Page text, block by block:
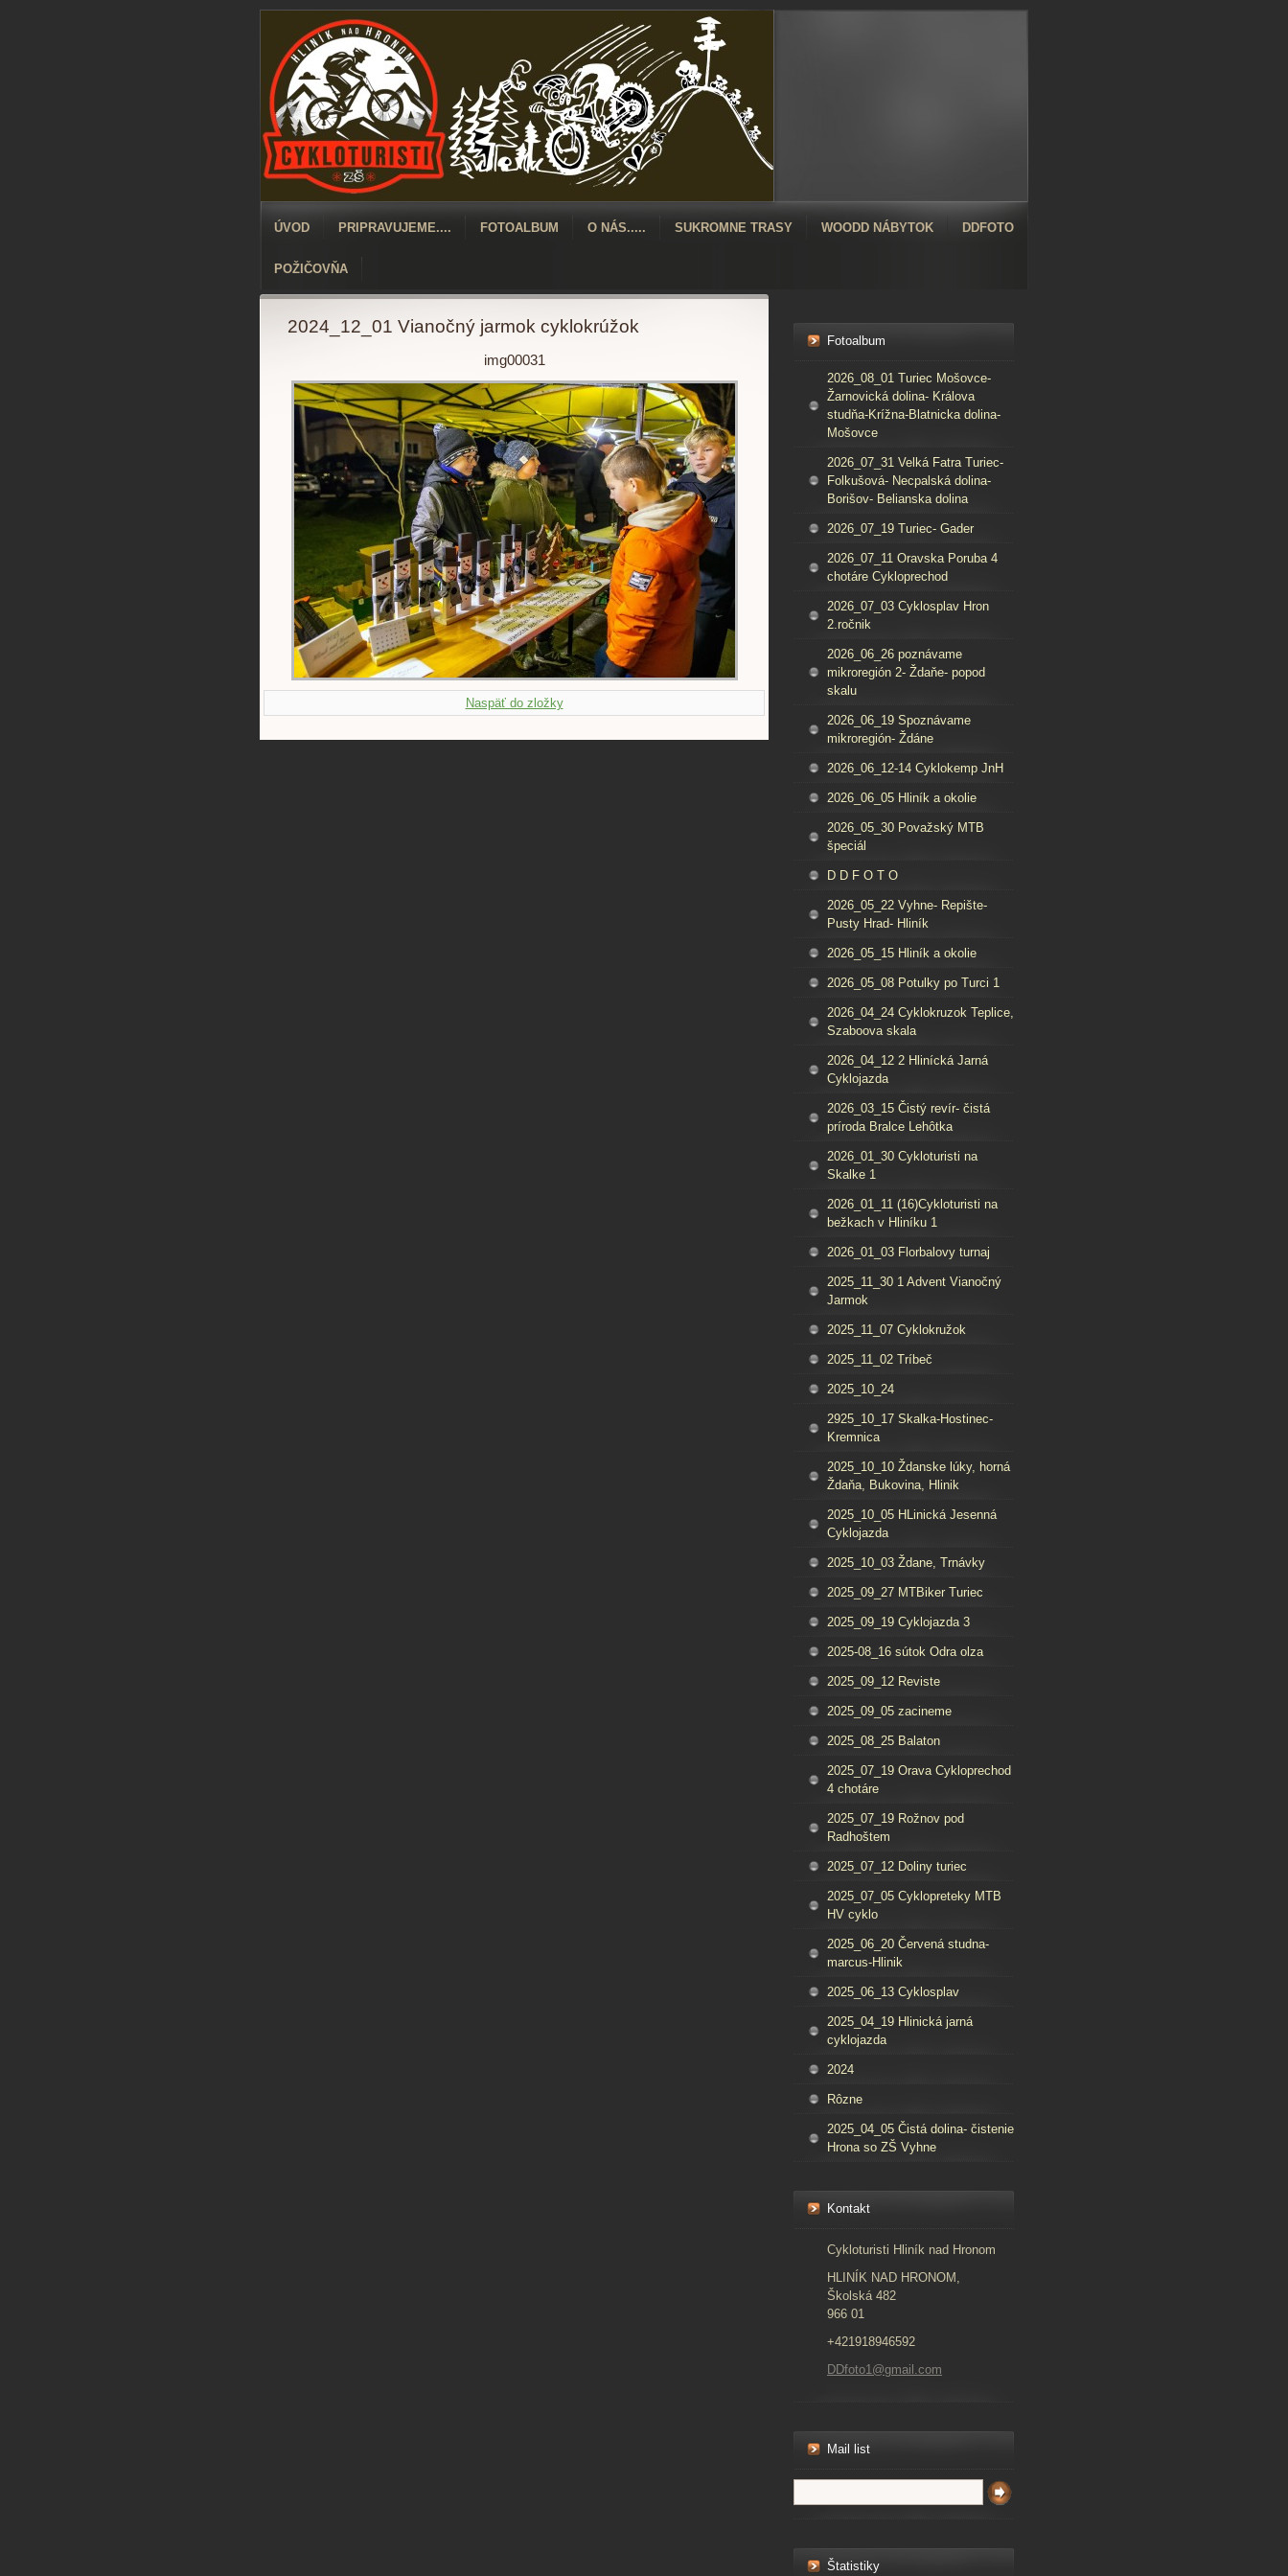
ÚVOD PRIPRAVUJEME.... FOTOALBUM O NÁS..... SUKROMNE TRASY WOODD NÁBYTOK DDFOTO
POŽIČOVŇA
2024_12_01 Vianočný jarmok cyklokrúžok
img00031
Naspäť do zložky
Fotoalbum
2026_08_01 Turiec Mošovce-
Žarnovická dolina- Králova
studňa-Krížna-Blatnicka dolina-
Mošovce
2026_07_31 Velká Fatra Turiec-
Folkušová- Necpalská dolina-
Borišov- Belianska dolina
2026_07_19 Turiec- Gader
2026_07_11 Oravska Poruba 4
chotáre Cykloprechod
2026_07_03 Cyklosplav Hron
2.ročnik
2026_06_26 poznávame
mikroregión 2- Ždaňe- popod
skalu
2026_06_19 Spoznávame
mikroregión- Ždáne
2026_06_12-14 Cyklokemp JnH
2026_06_05 Hliník a okolie
2026_05_30 Považský MTB
špeciál
D D F O T O
2026_05_22 Vyhne- Repište-
Pusty Hrad- Hliník
2026_05_15 Hliník a okolie
2026_05_08 Potulky po Turci 1
2026_04_24 Cyklokruzok Teplice,
Szaboova skala
2026_04_12 2 Hlinícká Jarná
Cyklojazda
2026_03_15 Čistý revír- čistá
príroda Bralce Lehôtka
2026_01_30 Cykloturisti na
Skalke 1
2026_01_11 (16)Cykloturisti na
bežkach v Hliníku 1
2026_01_03 Florbalovy turnaj
2025_11_30 1 Advent Vianočný
Jarmok
2025_11_07 Cyklokružok
2025_11_02 Tríbeč
2025_10_24
2925_10_17 Skalka-Hostinec-
Kremnica
2025_10_10 Ždanske lúky, horná
Ždaňa, Bukovina, Hlinik
2025_10_05 HLinická Jesenná
Cyklojazda
2025_10_03 Ždane, Trnávky
2025_09_27 MTBiker Turiec
2025_09_19 Cyklojazda 3
2025-08_16 sútok Odra olza
2025_09_12 Reviste
2025_09_05 zacineme
2025_08_25 Balaton
2025_07_19 Orava Cykloprechod
4 chotáre
2025_07_19 Rožnov pod
Radhoštem
2025_07_12 Doliny turiec
2025_07_05 Cyklopreteky MTB
HV cyklo
2025_06_20 Červená studna-
marcus-Hlinik
2025_06_13 Cyklosplav
2025_04_19 Hlinická jarná
cyklojazda
2024
Rôzne
2025_04_05 Čistá dolina- čistenie
Hrona so ZŠ Vyhne
Kontakt
Cykloturisti Hliník nad Hronom
HLINÍK NAD HRONOM,
Školská 482
966 01
+421918946592
DDfoto1@gmail.com
Mail list
Štatistiky